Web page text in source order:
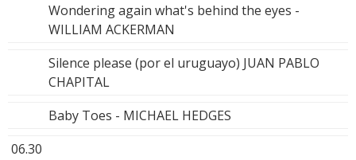
Wondering again what's behind the eyes -
WILLIAM ACKERMAN
Silence please (por el uruguayo) JUAN PABLO
CHAPITAL
Baby Toes - MICHAEL HEDGES
06.30